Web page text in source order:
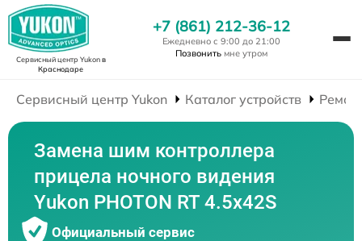
Сервисный центр Yukonв
Краснодаре
+7 (861) 212-36-12
Ежедневно с 9:00 до 21:00
Позвонить мне утром
Сервисный центр Yukon Каталог устройств
Замена шим контроллера
прицела ночного видения
Yukon PHOTON RT 4.5x42S
Официальный сервис